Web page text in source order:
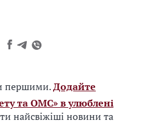
першими.Додайте
та ОМС» в улюблені
найсвіжіші новини та